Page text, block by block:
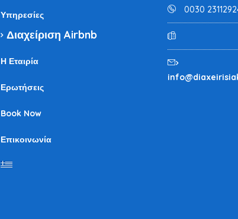
Υπηρεσίες
Διαχείριση Airbnb
Η Εταιρία
Ερωτήσεις
Book Now
Επικοινωνία
0030